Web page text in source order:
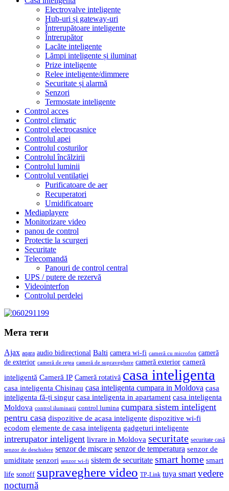
Electrovalve inteligente
Hub-uri și gateway-uri
Întrerupătoare inteligente
Întrerupător
Lacăte inteligente
Lămpi inteligente și iluminat
Prize inteligente
Relee inteligente/dimmere
Securitate și alarmă
Senzori
Termostate inteligente
Control acces
Control climatic
Control electrocasnice
Controlul apei
Controlul costurilor
Controlul încălzirii
Controlul luminii
Controlul ventilației
Purificatoare de aer
Recuperatori
Umidificatoare
Mediaplayere
Monitorizare video
panou de control
Protectie la scurgeri
Securitate
Telecomandă
Panouri de control central
UPS / putere de rezervă
Videointerfon
Сontrolul perdelei
Мета теги
Ajax aqara audio bidirecțional Balti camera wi-fi cameră cu microfon cameră
de exterior cameră de rețea cameră de supraveghere cameră exterior cameră
inteligentă Cameră IP Cameră rotativă casa inteligenta
casa inteligenta Chisinau casa inteligenta cumpara in Moldova casa
inteligenta fă-ți singur casa inteligenta in apartament casa inteligenta
Moldova control iluminarii control lumina cumpara sistem inteligent
pentru casa dispozitive de acasa inteligente dispozitive wi-fi
ecodom elemente de casa inteligenta gadgeturi inteligente
intrerupator inteligent livrare in Moldova securitate securitate casă
senzor de deschidere senzor de miscare senzor de temperatura senzor de
umiditate senzori senzor wi-fi sistem de securitate smart home smart
life sonoff supraveghere video TP-Link tuya smart vedere
nocturnă